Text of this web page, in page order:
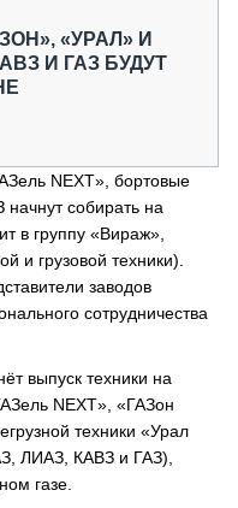
«УРАЛ» И
И ГАЗ БУДУТ
NEXT», бортовые
собирать на
в группу «Вираж»,
и грузовой техники).
заводов
сотрудничества
выпуск техники на
NEXT», «ГАЗон
техники «Урал
ЛИАЗ, КАВЗ и ГАЗ),
газе.